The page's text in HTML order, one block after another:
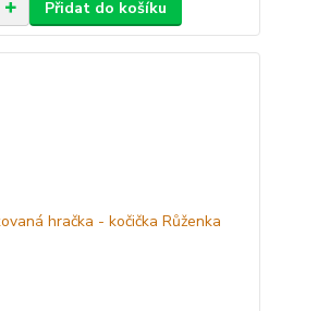
Přidat do košíku